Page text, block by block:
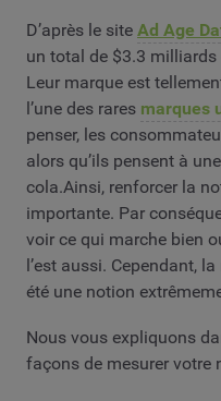
D’après le site Ad Age
un total de $3.3 milliards
Leur marque est
l’une des rares marques
penser, les
alors qu’ils pensent à
cola.Ainsi, renforcer la
importante. Par
voir ce qui marche bien
l’est aussi. Cependant,
été une notion
Nous vous expliquons
façons de mesurer votre